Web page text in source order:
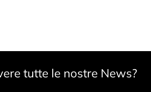
tutte le nostre News?